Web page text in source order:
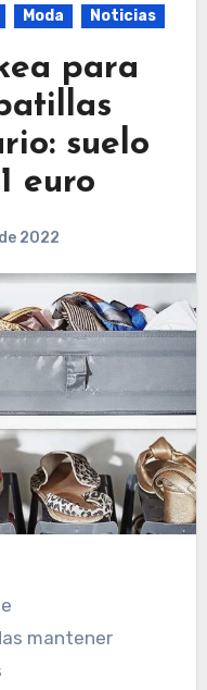
Moda Noticias
para
suelo
euro
2022
mantener